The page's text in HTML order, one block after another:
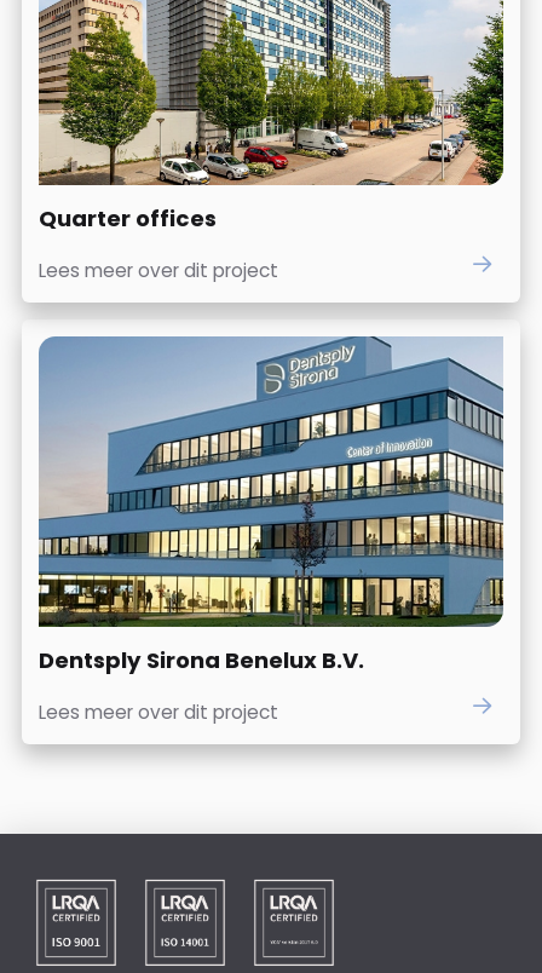
Quarter offices
Lees meer over dit project
Dentsply Sirona Benelux B.V.
Lees meer over dit project